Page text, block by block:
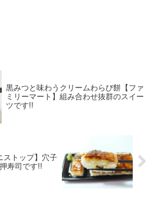
黒みつと味わうクリームわらび餅【ファ
ミリーマート】組み合わせ抜群のスイー
ツです!!
ストップ】穴子
寿司です!!